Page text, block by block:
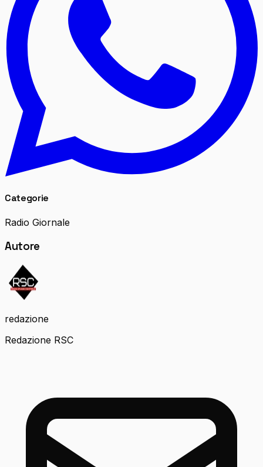
Categorie
Radio Giornale
Autore
redazione
Redazione RSC